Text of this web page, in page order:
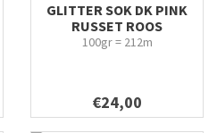
GLITTER SOK DK PINK
RUSSET ROOS
100gr = 212m
€24,00